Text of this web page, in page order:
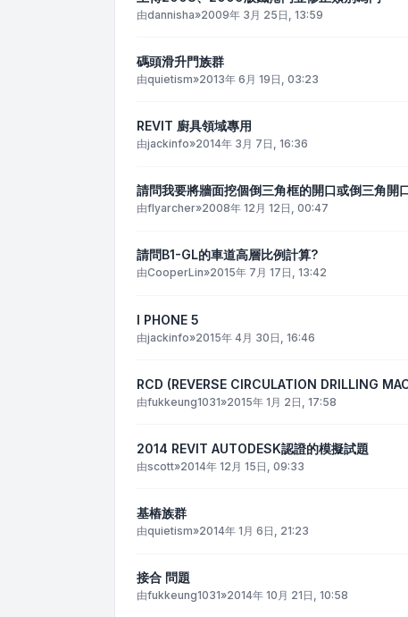
由dannisha»2009年 3月 25日, 13:59
碼頭滑升門族群
由quietism»2013年 6月 19日, 03:23
REVIT 廚具領域專用
由jackinfo»2014年 3月 7日, 16:36
請問我要將牆面挖個倒三角框的開口或倒三角開
由flyarcher»2008年 12月 12日, 00:47
請問B1-GL的車道高層比例計算?
由CooperLin»2015年 7月 17日, 13:42
I PHONE 5
由jackinfo»2015年 4月 30日, 16:46
RCD (REVERSE CIRCULATION DRILLING
由fukkeung1031»2015年 1月 2日, 17:58
2014 REVIT AUTODESK認證的模擬試題
由scott»2014年 12月 15日, 09:33
基樁族群
由quietism»2014年 1月 6日, 21:23
接合 問題
由fukkeung1031»2014年 10月 21日, 10:58